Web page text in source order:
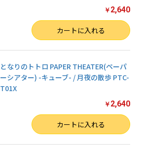
￥ 2,640
カートに入れる
となりのトトロ PAPER THEATER(ペーパ
ーシアター) -キューブ- / 月夜の散歩 PTC-
T01X
￥ 2,640
カートに入れる